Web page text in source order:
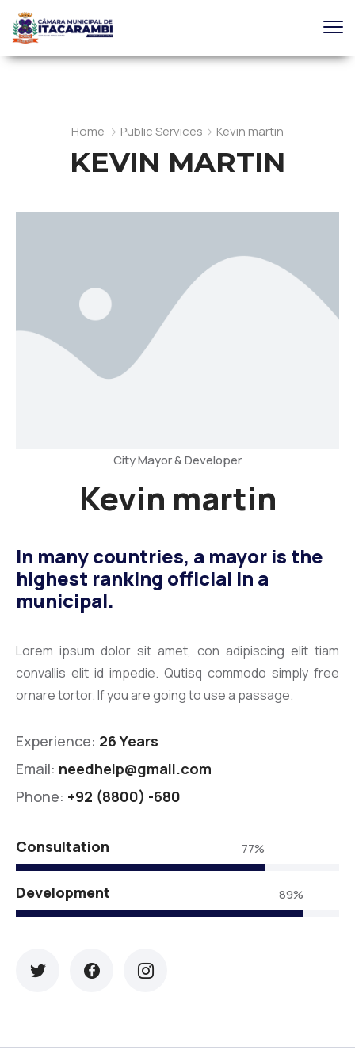
Home Public Services Kevin martin
KEVIN MARTIN
City Mayor & Developer
Kevin martin
In many countries, a mayor is the
highest ranking official in a
municipal.
Lorem ipsum dolor sit amet, con adipiscing elit tiam
convallis elit id impedie. Qutisq commodo simply free
ornare tortor. If you are going to use a passage.
Experience: 26 Years
Email: needhelp@gmail.com
Phone: +92 (8800) -680
Consultation 77%
Development 89%